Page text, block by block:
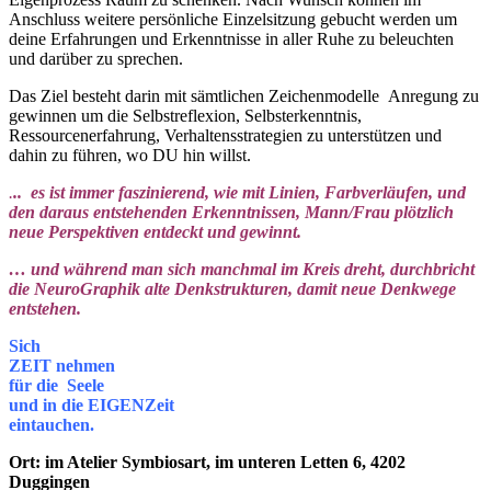
Anschluss weitere persönliche Einzelsitzung gebucht werden um
deine Erfahrungen und Erkenntnisse in aller Ruhe zu beleuchten
und darüber zu sprechen.
Das Ziel besteht darin mit sämtlichen Zeichenmodelle Anregung zu
gewinnen um die Selbstreflexion, Selbsterkenntnis,
Ressourcenerfahrung, Verhaltensstrategien zu unterstützen und
dahin zu führen, wo DU hin willst.
... es ist immer faszinierend, wie mit Linien, Farbverläufen, und
den daraus entstehenden Erkenntnissen, Mann/Frau plötzlich
neue Perspektiven entdeckt und gewinnt.
… und während man sich manchmal im Kreis dreht, durchbricht
die NeuroGraphik alte Denkstrukturen, damit neue Denkwege
entstehen.
Sich
ZEIT nehmen
für die Seele
und in die EIGENZeit
eintauchen.
Ort: im Atelier Symbiosart, im unteren Letten 6, 4202
Duggingen